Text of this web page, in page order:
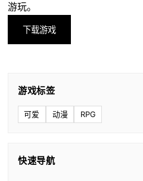
游玩。
下载游戏
游戏标签
可爱 动漫 RPG
快速导航